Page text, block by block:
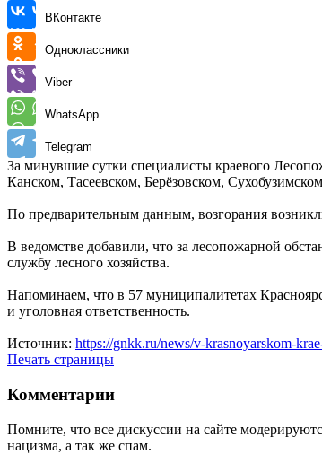
ВКонтакте
Одноклассники
Viber
WhatsApp
Telegram
За минувшие сутки специалисты краевого
Канском, Тасеевском, Берёзовском,
По предварительным данным, возгорания
В ведомстве добавили, что за лесопожарной
службу лесного хозяйства.
Напоминаем, что в 57 муниципалитетах
и уголовная ответственность.
Источник: https://gnkk.ru/news/v-krasnoyarskom-
Печать страницы
Комментарии
Помните, что все дискуссии на сайте
нацизма, а так же спам.